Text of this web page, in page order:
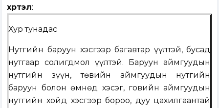
хүртэл:
Хур тунадас
Нутгийн баруун хэсгээр багавтар үүлтэй, бусад
нутгаар солигдмол үүлтэй. Баруун аймгуудын
нутгийн зүүн, төвийн аймгуудын нутгийн
баруун болон өмнөд хэсэг, говийн аймгуудын
нутгийн хойд хэсгээр бороо, дуу цахилгаантай